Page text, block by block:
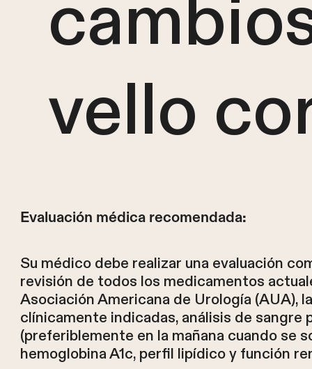
vello
Evaluación médica recomendada:
Su médico debe realizar una evaluación
revisión de todos los medicamentos
Asociación Americana de Urología (AUA),
clínicamente indicadas, análisis de
(preferiblemente en la mañana cuando se
hemoglobina A1c, perfil lipídico y función